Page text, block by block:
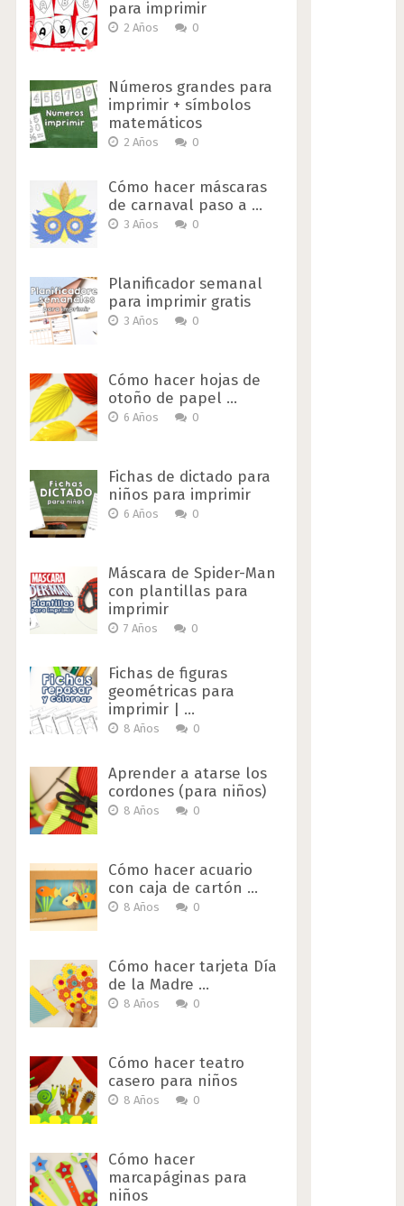
para imprimir
2 Años 0
Números grandes para
imprimir + símbolos
matemáticos
2 Años 0
Cómo hacer máscaras
de carnaval paso a …
3 Años 0
Planificador semanal
para imprimir gratis
3 Años 0
Cómo hacer hojas de
otoño de papel …
6 Años 0
Fichas de dictado para
niños para imprimir
6 Años 0
Máscara de Spider-Man
con plantillas para
imprimir
7 Años 0
Fichas de figuras
geométricas para
imprimir | …
8 Años 0
Aprender a atarse los
cordones (para niños)
8 Años 0
Cómo hacer acuario
con caja de cartón …
8 Años 0
Cómo hacer tarjeta Día
de la Madre …
8 Años 0
Cómo hacer teatro
casero para niños
8 Años 0
Cómo hacer
marcapáginas para
niños